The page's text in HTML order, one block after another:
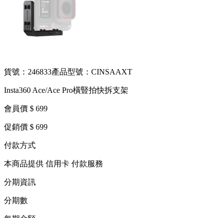
貨號：246833產品型號：CINSAAXT
Insta360 Ace/Ace Pro橫豎拍快拆支架
會員價 $ 699
促銷價 $ 699
付款方式
本商品提供 信用卡 付款服務
分期資訊
分期數